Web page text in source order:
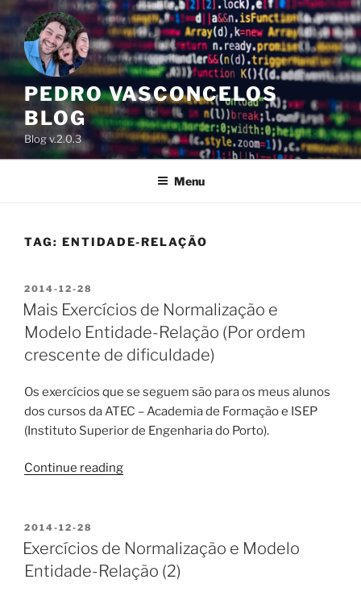
Skip
content
PEDRO VASCONCELOS
BLOG
Blog v.2.0.3
Menu
TAG: ENTIDADE-RELAÇÃO
POSTED
ON
2014-12-28
Mais Exercícios de Normalização e
Modelo Entidade-Relação (Por ordem
crescente de dificuldade)
Os exercícios que se seguem são para os meus alunos
dos cursos da ATEC – Academia de Formação e ISEP
(Instituto Superior de Engenharia do Porto).
Continue reading“Mais
e
Modelo
Entidade-
POSTED
ON
2014-12-28
Exercícios de Normalização e Modelo
Entidade-Relação (2)